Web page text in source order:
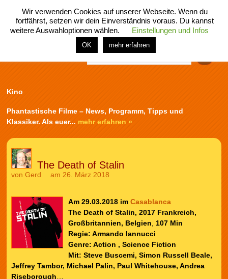
menü
home rubrik buch comic spiel fotos shop
Kino
Phantastische Filme – News, Programm, Tipps und
Klassiker. Als euer... mehr erfahren »
The Death of Stalin
von Gerd am 26. März 2018
Am 29.03.2018 im Casablanca
The Death of Stalin, 2017 Frankreich,
Großbritannien, Belgien, 107 Min
Regie: Armando Iannucci
Genre: Action , Science Fiction
Mit: Steve Buscemi, Simon Russell Beale,
Jeffrey Tambor, Michael Palin, Paul Whitehouse, Andrea
Riseborough…
Wir verwenden Cookies auf unserer Webseite. Wenn du
fortfährst, setzen wir dein Einverständnis voraus. Du kannst
weitere Auswahloptionen wählen.
Einstellungen und Infos
OK mehr erfahren